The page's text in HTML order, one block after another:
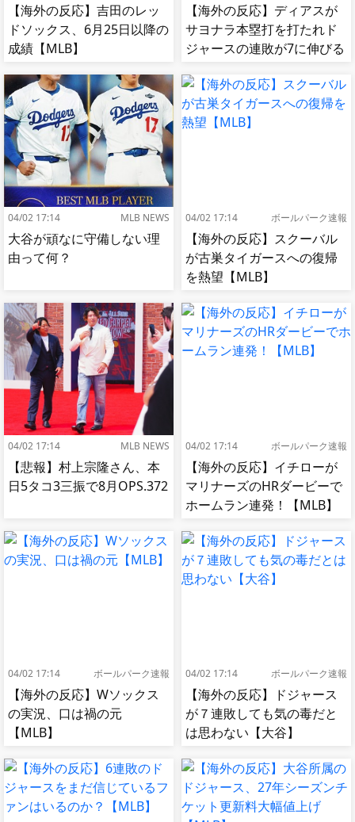
【海外の反応】吉田のレッ
ドソックス、6月25日以降の
成績【MLB】
【海外の反応】ディアスが
サヨナラ本塁打を打たれド
ジャースの連敗が7に伸びる
04/02 17:14 MLB NEWS
大谷が頑なに守備しない理
由って何？
04/02 17:14 ボールパーク速報
【海外の反応】スクーバル
が古巣タイガースへの復帰
を熱望【MLB】
04/02 17:14 MLB NEWS
【悲報】村上宗隆さん、本
日5タコ3三振で8月OPS.372
04/02 17:14 ボールパーク速報
【海外の反応】イチローが
マリナーズのHRダービーで
ホームラン連発！【MLB】
04/02 17:14 ボールパーク速報
【海外の反応】Wソックス
の実況、口は禍の元
【MLB】
04/02 17:14 ボールパーク速報
【海外の反応】ドジャース
が７連敗しても気の毒だと
は思わない【大谷】